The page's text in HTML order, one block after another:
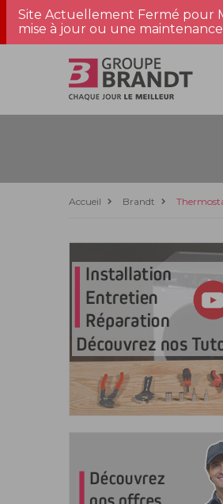
Site Actuellement Fermé pour
mise à jour ou une
Accueil Brandt